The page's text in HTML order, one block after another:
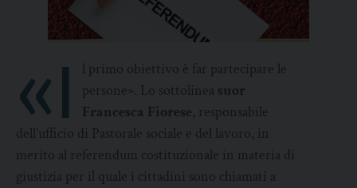
«I
l primo obiettivo è far partecipare le
persone». Lo sottolinea suor
Francesca Fiorese, responsabile
dell’ufficio di Pastorale sociale e del lavoro, in
merito al referendum costituzionale in materia di
giustizia per il quale i cittadini sono chiamati a